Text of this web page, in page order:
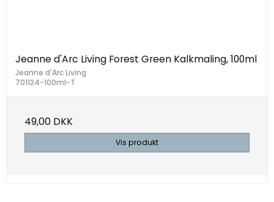
Jeanne d'Arc Living Forest Green Kalkmaling, 100ml
Jeanne d'Arc Living
701124-100ml-T
49,00 DKK
Vis produkt